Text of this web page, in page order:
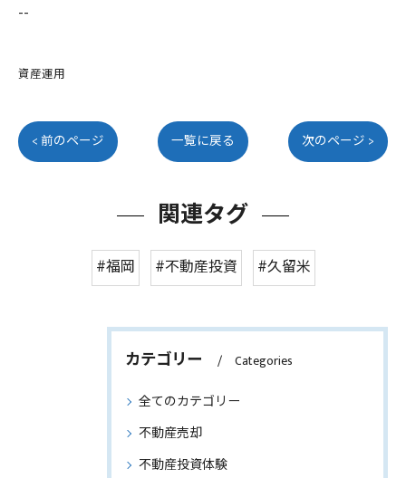
--
資産運用
< 前のページ 一覧に戻る 次のページ >
関連タグ
#福岡 #不動産投資 #久留米
カテゴリー Categories
全てのカテゴリー
不動産売却
不動産投資体験